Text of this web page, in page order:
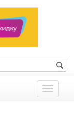
Показать
меню